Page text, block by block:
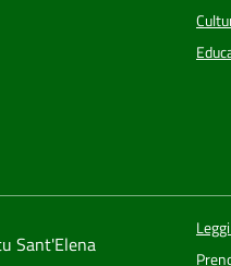
Sant'Elena